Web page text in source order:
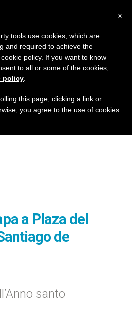
a Plaza del
de
santo
x
tools use cookies, which are
and required to achieve the
policy. If you want to know
to all or some of the cookies,
policy
this page, clicking a link or
you agree to the use of cookies.